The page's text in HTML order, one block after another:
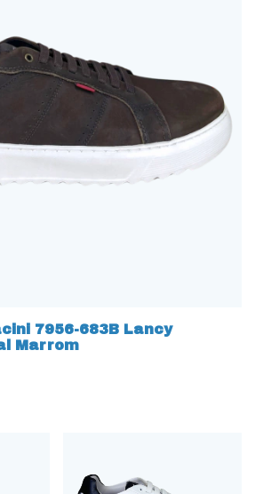
7956-683B Lancy
Marrom